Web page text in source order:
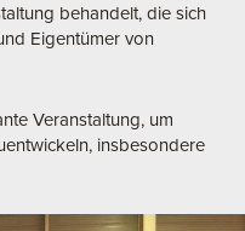
behandelt, die sich
Eigentümer von
Veranstaltung, um
insbesondere